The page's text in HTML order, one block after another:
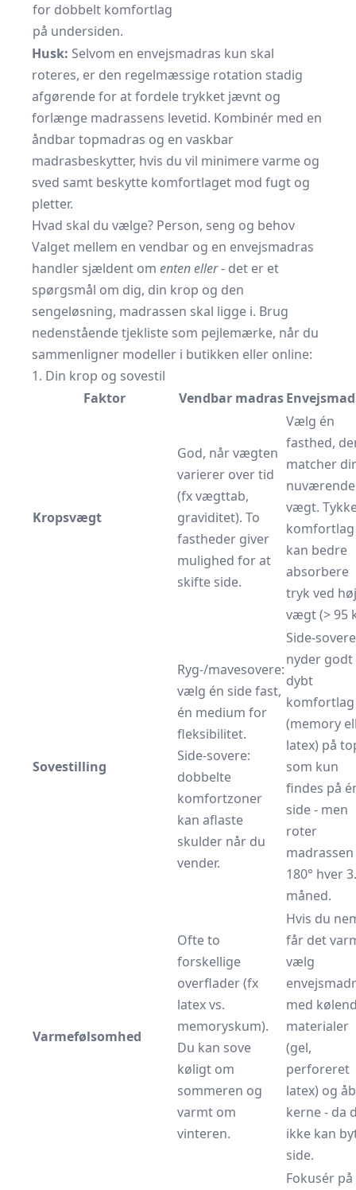
for dobbelt komfortlag
på undersiden.
Husk: Selvom en envejsmadras kun skal
roteres, er den regelmæssige rotation stadig
afgørende for at fordele trykket jævnt og
forlænge madrassens levetid. Kombinér med en
åndbar topmadras og en vaskbar
madrasbeskytter, hvis du vil minimere varme og
sved samt beskytte komfortlaget mod fugt og
pletter.
Hvad skal du vælge? Person, seng og behov
Valget mellem en vendbar og en envejsmadras
handler sjældent om enten eller- det er et
spørgsmål om dig, din krop og den
sengeløsning, madrassen skal ligge i. Brug
nedenstående tjekliste som pejlemærke, når du
sammenligner modeller i butikken eller online:
1. Din krop og sovestil
Faktor
Vendbar madras
Kropsvægt
God, når vægten
varierer over tid
(fx vægttab,
graviditet). To
fastheder giver
mulighed for at
skifte side.
Vælg én
fasthed,
matcher
nuværende
vægt.
komfortlag
kan bedre
absorbere
tryk ved høj
vægt (> 95
Sovestilling
Ryg-/mavesovere:
vælg én side fast,
én medium for
fleksibilitet.
Side-sovere:
dobbelte
komfortzoner
kan aflaste
skulder når du
vender.
Side-sovere
nyder godt
dybt
komfortlag
(memory
latex) på
som kun
findes på
side - men
roter
madrassen
180° hver
måned.
Varmefølsomhed
Ofte to
forskellige
overflader (fx
latex vs.
memoryskum).
Du kan sove
køligt om
sommeren og
varmt om
vinteren.
Hvis du
får det
vælg
med
materialer
(gel,
perforeret
latex) og
kerne - da
ikke kan
side.
Fokusér på